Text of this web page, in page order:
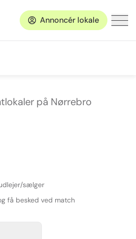
Annoncér lokale
på Nørrebro
sælger
få besked ved match